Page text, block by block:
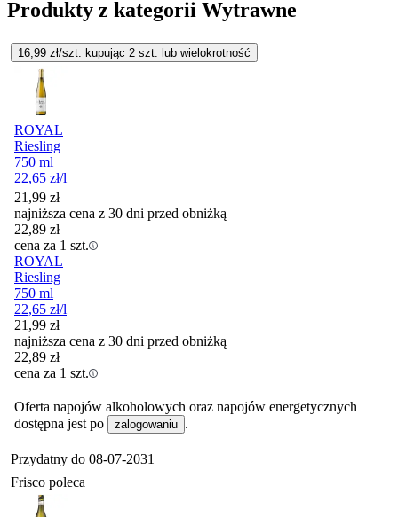
Produkty z kategorii Wytrawne
16,99 zł/szt. kupując 2 szt. lub wielokrotność
ROYAL
Riesling
750 ml
22,65 zł/l
21,99 zł
najniższa cena z 30 dni przed obniżką
22,89 zł
cena za 1 szt.
ROYAL
Riesling
750 ml
22,65 zł/l
21,99 zł
najniższa cena z 30 dni przed obniżką
22,89 zł
cena za 1 szt.
Oferta napojów alkoholowych oraz napojów energetycznych
dostępna jest po
zalogowaniu .
Przydatny do 08-07-2031
Frisco poleca